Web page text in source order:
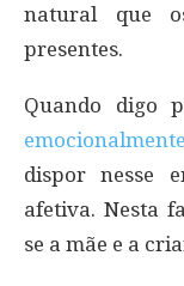
natural que
presentes.
Quando digo
dispor nesse
afetiva. Nesta
se a mãe e a